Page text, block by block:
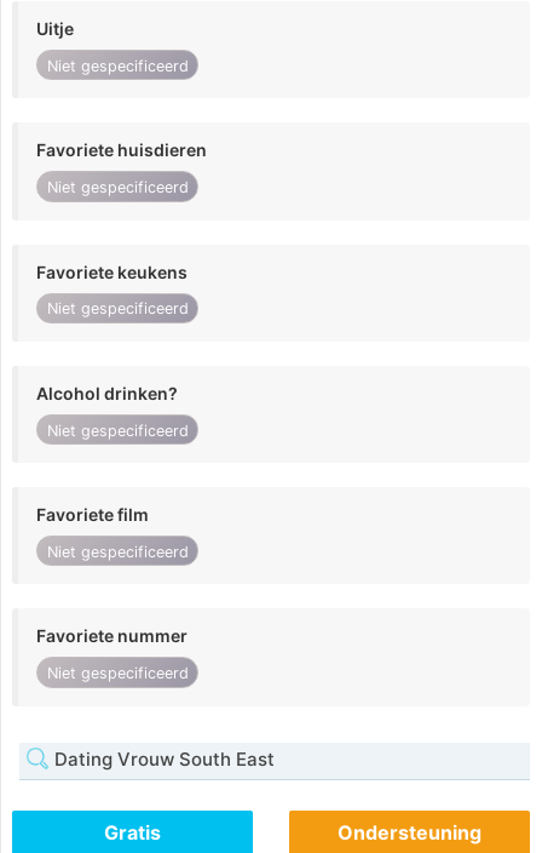
Uitje
Niet gespecificeerd
Favoriete huisdieren
Niet gespecificeerd
Favoriete keukens
Niet gespecificeerd
Alcohol drinken?
Niet gespecificeerd
Favoriete film
Niet gespecificeerd
Favoriete nummer
Niet gespecificeerd
Dating Vrouw South East
Gratis Ondersteuning